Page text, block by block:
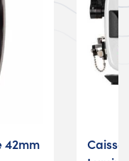
42mm